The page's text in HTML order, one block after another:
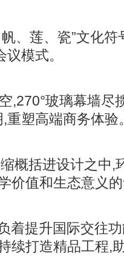
、莲、瓷”文化
模式。
,270°玻璃幕墙尽
,重塑高端商务体验
概括进设计之中,
价值和生态意义
着提升国际交往
续打造精品工程,